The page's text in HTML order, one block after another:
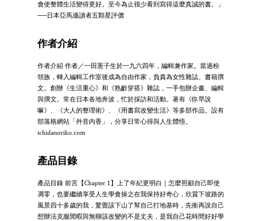
會使整體生活變得更好。至今為止很少看到寫得這麼真誠的書。」
──日本亞馬遜讀者五顆星評價
作者介紹
作者介紹 作者／一田憲子生於一九六四年，編輯兼作家。當過粉
領族，轉入編輯工作室後成為自由作家，負責為女性雜誌、書籍撰
文。創辦《生活重心》和《熟齡穿搭》雜誌，一手包辦企畫、編輯
與撰文。常在日本各地奔波，忙於採訪和活動。著有《你早說
嘛》、《大人的整理術》、《用書寫改變生活》等多部作品。設有
部落格網站「外音內香」，分享日常心得與人生體悟。
ichidanoriko.com
產品目錄
產品目錄 前言【Chapter 1】上了年紀更明白｜怎麼照顧自己即使
凋零，也要繼續享受人生學會操之在我保持好奇心，欣賞下坡路的
風景四十多歲的我，驚覺該下山了幫自己打地基時，先衝再說自己
想辦法克服閒暇與無聊該改變的不是丈夫，是我自己花時間好好學